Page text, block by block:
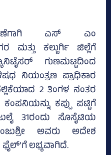
ಎಸ್‌ ಎಂ
ಮತ್ತು ಕಲ್ಬುರ್ಗಿ ಜಿಲ್ಲೆಗೆ
ಗುಣಮಟ್ಟದಿಂದ
ನಿಯಂತ್ರಣ ಪ್ರಾಧಿಕಾರ
2 ತಿಂಗಳ ನಂತರ
ಕಪ್ಪು ಪಟ್ಟಿಗೆ
31ರಂದು ಸೊಸೈಟಿಯ
ಅವರು ಅದೇಶ
ಲಭ್ಯವಾಗಿದೆ.